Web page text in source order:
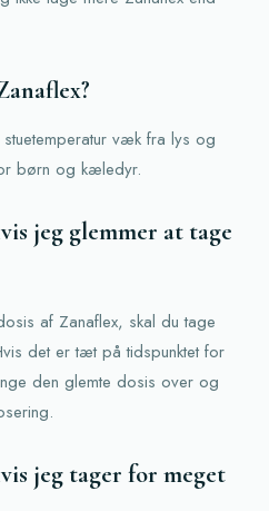
væk fra lys og
børn og kæledyr.
jeg glemmer at tage
af Zanaflex, skal du tage
det er tæt på tidspunktet for
den glemte dosis over og
jeg tager for meget